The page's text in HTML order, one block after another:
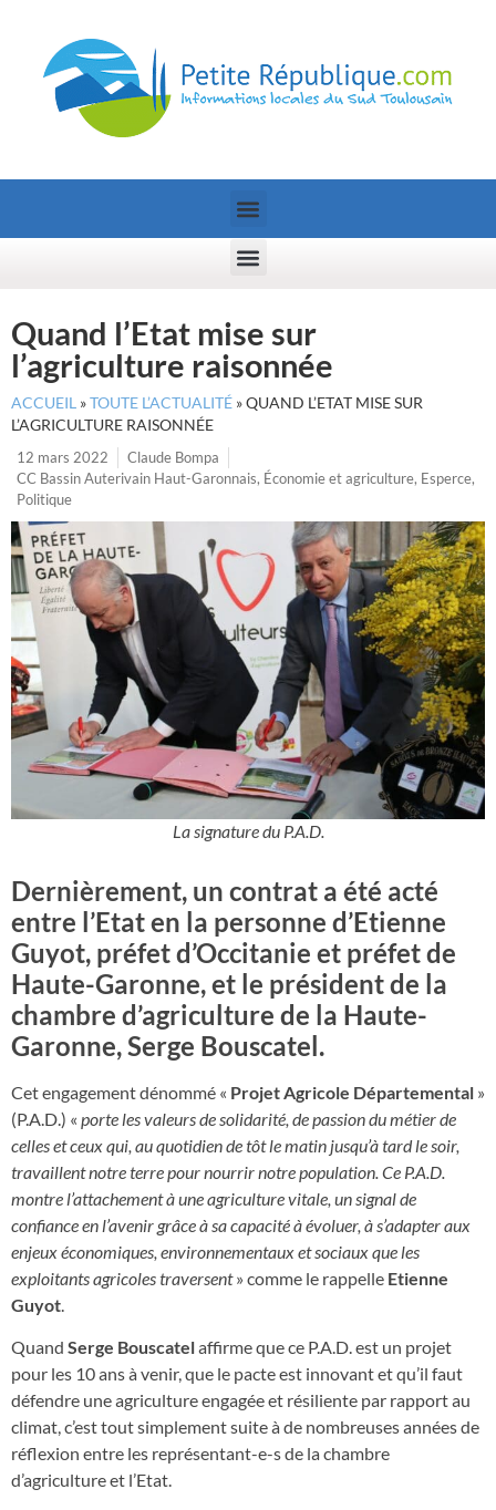
Quand l’Etat mise sur
l’agriculture raisonnée
ACCUEIL »TOUTE L’ACTUALITÉ »QUAND L’ETAT MISE SUR
L’AGRICULTURE RAISONNÉE
12 mars 2022
Claude Bompa
CC Bassin Auterivain Haut-Garonnais, Économie et agriculture, Esperce,
Politique
La signature du P.A.D.
Dernièrement, un contrat a été acté
entre l’Etat en la personne d’Etienne
Guyot, préfet d’Occitanie et préfet de
Haute-Garonne, et le président de la
chambre d’agriculture de la Haute-
Garonne, Serge Bouscatel.
Cet engagement dénommé « Projet Agricole Départemental »
(P.A.D.) « porte les valeurs de solidarité, de passion du métier de
celles et ceux qui, au quotidien de tôt le matin jusqu’à tard le soir,
travaillent notre terre pour nourrir notre population. Ce P.A.D.
montre l’attachement à une agriculture vitale, un signal de
confiance en l’avenir grâce à sa capacité à évoluer, à s’adapter aux
enjeux économiques, environnementaux et sociaux que les
exploitants agricoles traversent» comme le rappelle Etienne
Guyot.
Quand Serge Bouscatelaffirme que ce P.A.D. est un projet
pour les 10 ans à venir, que le pacte est innovant et qu’il faut
défendre une agriculture engagée et résiliente par rapport au
climat, c’est tout simplement suite à de nombreuses années de
réflexion entre les représentant-e-s de la chambre
d’agriculture et l’Etat.